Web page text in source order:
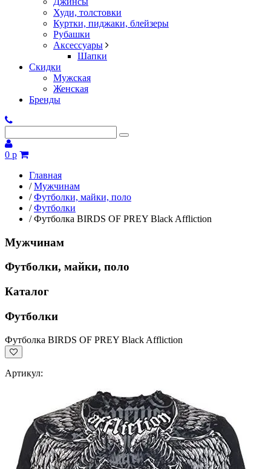
Худи, толстовки
Куртки, пиджаки, блейзеры
Рубашки
Аксессуары
Шапки
Скидки
Мужская
Женская
Бренды
0 р
Главная
/ Мужчинам
/ Футболки, майки, поло
/ Футболки
/ Футболка BIRDS OF PREY Black Affliction
Мужчинам
Футболки, майки, поло
Каталог
Футболки
Футболка BIRDS OF PREY Black Affliction
Артикул: